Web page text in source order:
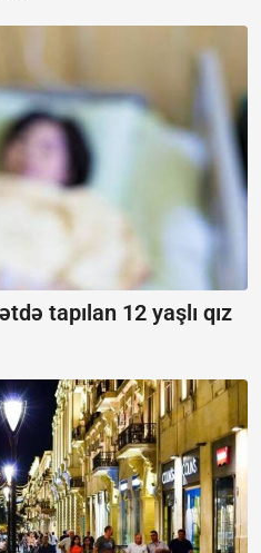
tapılan 12 yaşlı qız